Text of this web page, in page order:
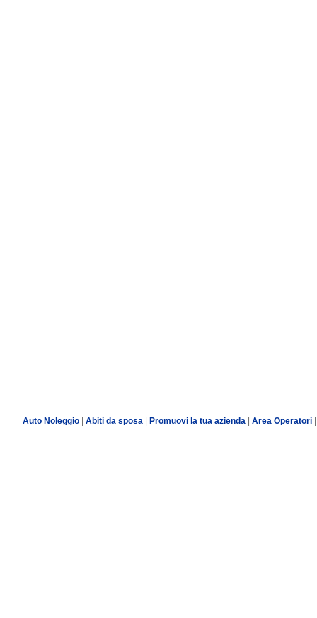
Auto Noleggio| Abiti da sposa| Promuovi la tua azienda Area Operatori